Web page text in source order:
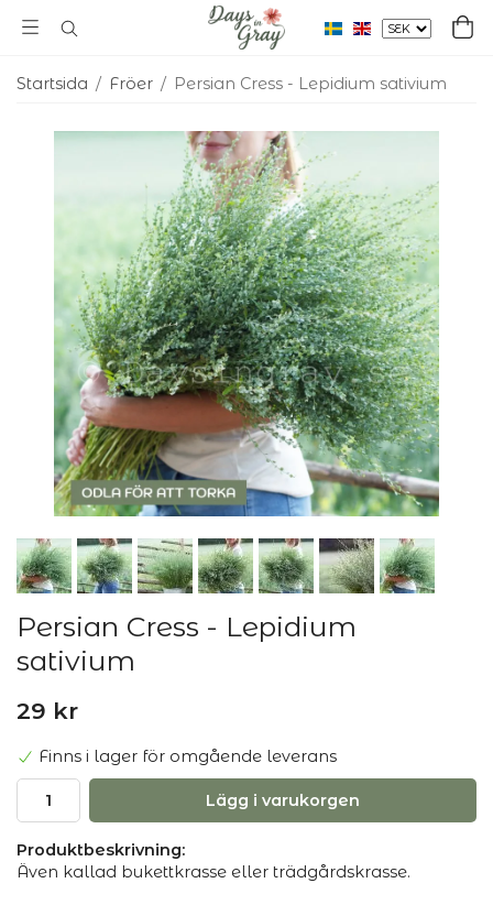
Startsida / Fröer / Persian Cress - Lepidium sativium
Persian Cress - Lepidium
sativium
29 kr
Finns i lager för omgående leverans
Lägg i varukorgen
Produktbeskrivning:
Även kallad bukettkrasse eller trädgårdskrasse.